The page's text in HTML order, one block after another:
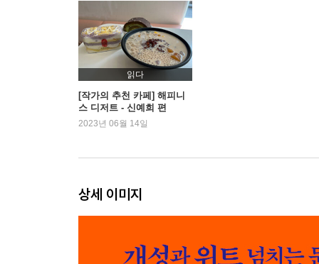
Part 3 서서히 느끼는 도로의 민낯
옵션의 늪
긁고 긁히고, 박고 박히고
성취감은 셀프
영원한 숙제, 주차
깜빡깜빡, 굽신굽신
Part 4 작은 공간이 선물한 나의 세상
나, 좀 하는 거 같은데?
읽다
[작가의 추천 카페] 해피니
스 디저트 - 신예희 편
2023년 06월 14일
상세 이미지